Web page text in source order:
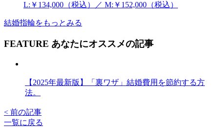
L:￥134,000（税込）／ M:￥152,000（税込）
結婚指輪をもっとみる
FEATURE あなたにオススメの記事
【2025年最新版】「裏ワザ」結婚費用を節約する方
法。
< 前の記事
一覧に戻る